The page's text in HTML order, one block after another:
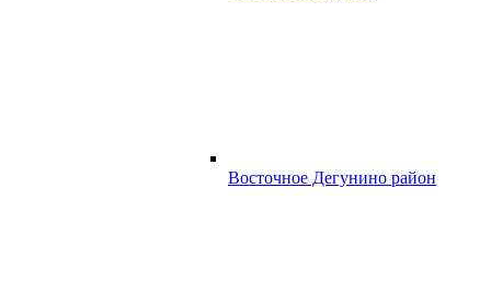
Восточное Дегунино район